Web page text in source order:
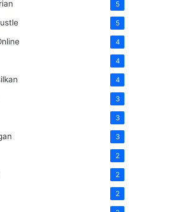
5
5
4
4
4
3
3
3
2
2
2